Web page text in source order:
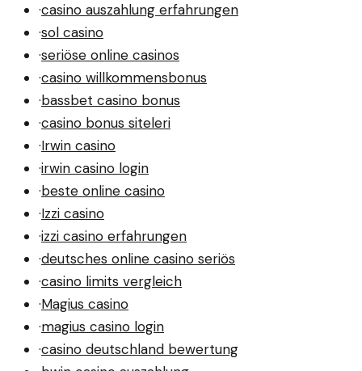
·casino auszahlung erfahrungen
·sol casino
·seriöse online casinos
·casino willkommensbonus
·bassbet casino bonus
·casino bonus siteleri
·Irwin casino
·irwin casino login
·beste online casino
·Izzi casino
·izzi casino erfahrungen
·deutsches online casino seriös
·casino limits vergleich
·Magius casino
·magius casino login
·casino deutschland bewertung